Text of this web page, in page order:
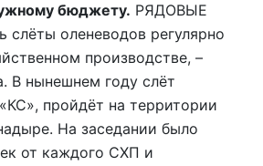
бюджету. РЯДОВЫЕ
оленеводов регулярно
производстве, –
В нынешнем году слёт
пройдёт на территории
На заседании было
от каждого СХП и